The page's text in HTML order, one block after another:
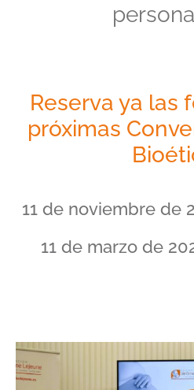
Reserva ya las
próximas
11 de noviembre de
11 de marzo de